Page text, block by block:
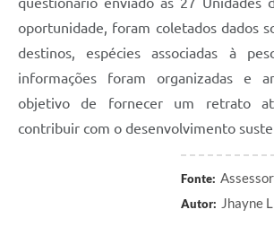
oportunidade, foram coletados dados
destinos, espécies associadas à
informações foram organizadas e
objetivo de fornecer um retrato
contribuir com o desenvolvimento
Fonte:
Autor: Jhayne